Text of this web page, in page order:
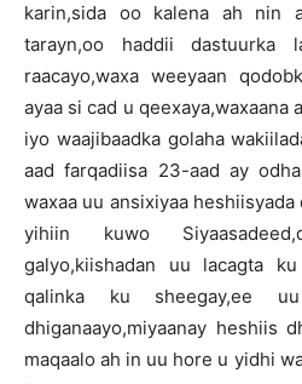
karin,sida oo kalena ah nin
tarayn,oo haddii dastuurka
raacayo,waxa weeyaan
ayaa si cad u qeexaya,waxaana
iyo waajibaadka golaha
aad farqadiisa 23-aad ay
waxaa uu ansixiyaa
yihiin kuwo
galyo,kiishadan uu lacagta
qalinka ku sheegay,ee
dhiganaayo,miyaanay heshiis
maqaalo ah in uu hore u yidhi